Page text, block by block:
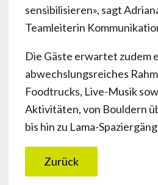
sensibilisieren», sagt
Teamleiterin
Die Gäste erwartet zudem
abwechslungsreiches
Foodtrucks, Live-Musik
Aktivitäten, von Bouldern
bis hin zu Lama-
Zurück